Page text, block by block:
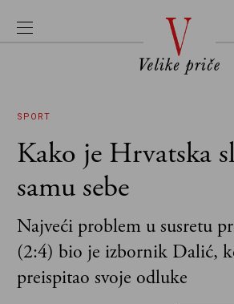
SPORT
Kako je Hrvatska
samu sebe
Najveći problem u susretu
(2:4) bio je izbornik Dalić,
preispitao svoje odluke